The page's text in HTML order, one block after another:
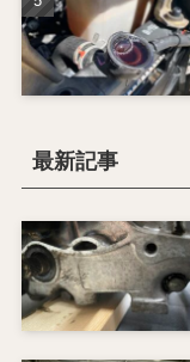
最新記事